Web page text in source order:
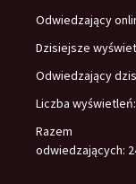
Odwiedzający
Dzisiejsze
Odwiedzający
Liczba wyświetleń:
Razem
odwiedzających: